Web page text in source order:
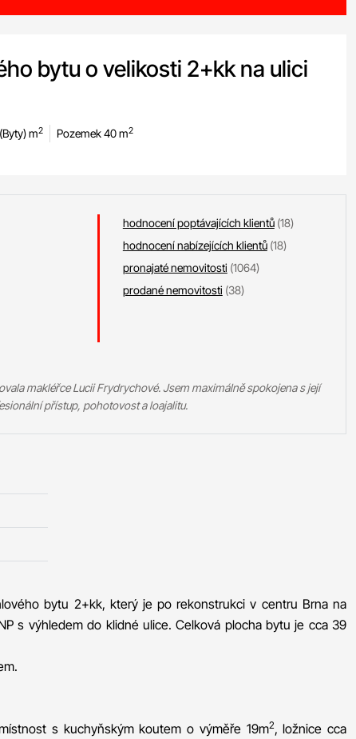
bytu o velikosti 2+kk na ulici
m2 Pozemek 40 m2
hodnocení poptávajících klientů (18)
hodnocení nabízejících klientů (18)
pronajaté nemovitosti (1064)
prodané nemovitosti (38)
makléřce Lucii Frydrychové. Jsem maximálně spokojena s její
přístup, pohotovost a loajalitu.
bytu 2+kk, který je po rekonstrukci v centru Brna na
s výhledem do klidné ulice. Celková plocha bytu je cca 39
s kuchyňským koutem o výměře 19m2, ložnice cca